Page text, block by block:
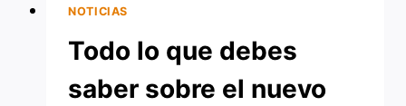
NOTICIAS
Todo lo que debes
saber sobre el nuevo